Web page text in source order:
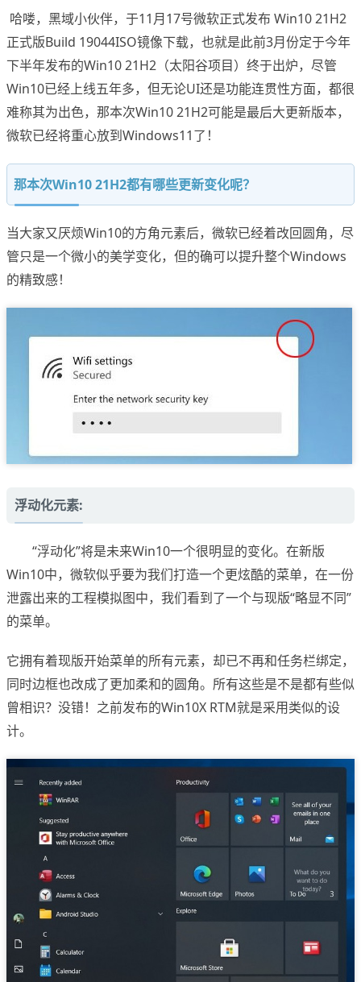
哈喽，黑域小伙伴，于11月17号微软正式发布 Win10 21H2
正式版Build 19044ISO镜像下载，也就是此前3月份定于今年
下半年发布的Win10 21H2（太阳谷项目）终于出炉，尽管
Win10已经上线五年多，但无论UI还是功能连贯性方面，都很
难称其为出色，那本次Win10 21H2可能是最后大更新版本，
微软已经将重心放到Windows11了！
那本次Win10 21H2都有哪些更新变化呢？
当大家又厌烦Win10的方角元素后，微软已经着改回圆角，尽
管只是一个微小的美学变化，但的确可以提升整个Windows
的精致感！
浮动化元素:
“浮动化”将是未来Win10一个很明显的变化。在新版
Win10中，微软似乎要为我们打造一个更炫酷的菜单，在一份
泄露出来的工程模拟图中，我们看到了一个与现版“略显不同”
的菜单。
它拥有着现版开始菜单的所有元素，却已不再和任务栏绑定，
同时边框也改成了更加柔和的圆角。所有这些是不是都有些似
曾相识？没错！之前发布的Win10X RTM就是采用类似的设
计。